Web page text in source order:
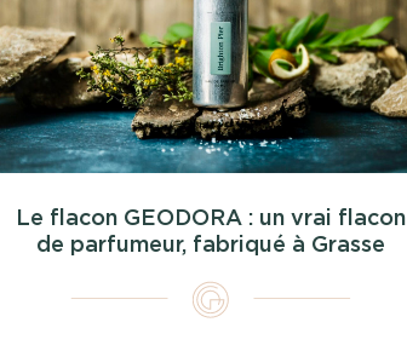
Le flacon GEODORA : un vrai flacon
de parfumeur, fabriqué à Grasse